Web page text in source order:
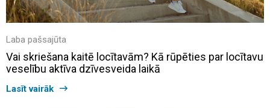
Laba pašsajūta
Vai skriešana kaitē locītavām? Kā rūpēties par locītavu
veselību aktīva dzīvesveida laikā
Lasīt vairāk